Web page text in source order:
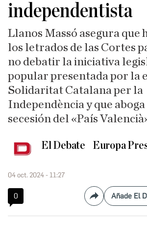
independentista
Llanos Massó asegura que
los letrados de las Cortes
no debatir la iniciativa
popular presentada por la
Solidaritat Catalana per la
Independència y que
secesión del «País
El Debate Europa
04 oct. 2024 - 11:27
0 Compartir
Añade El